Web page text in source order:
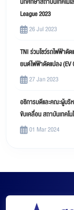
League 2023
26 Jul 2023
TNI ร่วมโชว์รถไฟฟ้าดั
ยนต์ไฟฟ้าดัดแปลง (EV
27 Jan 2023
อธิการบดีและคณะผู้บริ
ขับเคลื่อน สถาบันเทค
01 Mar 2024